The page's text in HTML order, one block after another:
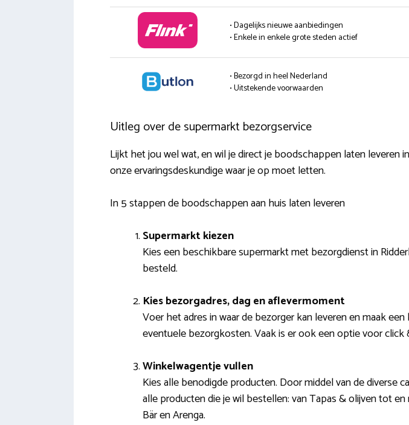
• Dagelijks nieuwe aanbiedingen
• Enkele in enkele grote steden actief
• Bezorgd in heel Nederland
• Uitstekende voorwaarden
Uitleg over de supermarkt bezorgservice
Lijkt het jou wel wat, en wil je direct je boodschappen laten
onze ervaringsdeskundige waar je op moet letten.
In 5 stappen de boodschappen aan huis laten leveren
Supermarkt kiezen
Kies een beschikbare supermarkt met bezorgdienst in
besteld.
Kies bezorgadres, dag en aflevermoment
Voer het adres in waar de bezorger kan leveren en maak
eventuele bezorgkosten. Vaak is er ook een optie voor
Winkelwagentje vullen
Kies alle benodigde producten. Door middel van de diverse
alle producten die je wil bestellen: van Tapas & olijven tot
Bär en Arenga.